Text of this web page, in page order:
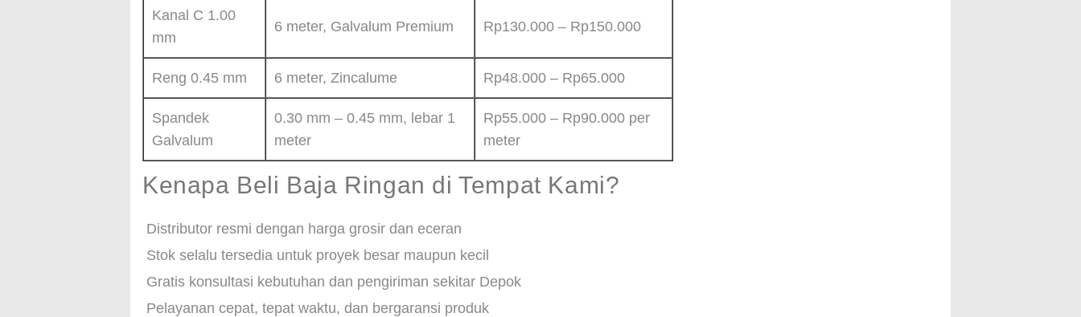
Kanal C 1.00
mm
6 meter, Galvalum Premium Rp130.000 – Rp150.000
Reng 0.45 mm 6 meter, Zincalume Rp48.000 – Rp65.000
Spandek
Galvalum
0.30 mm – 0.45 mm, lebar 1
meter
Rp55.000 – Rp90.000 per
meter
Kenapa Beli Baja Ringan di Tempat Kami?
Distributor resmi dengan harga grosir dan eceran
Stok selalu tersedia untuk proyek besar maupun kecil
Gratis konsultasi kebutuhan dan pengiriman sekitar Depok
Pelayanan cepat, tepat waktu, dan bergaransi produk